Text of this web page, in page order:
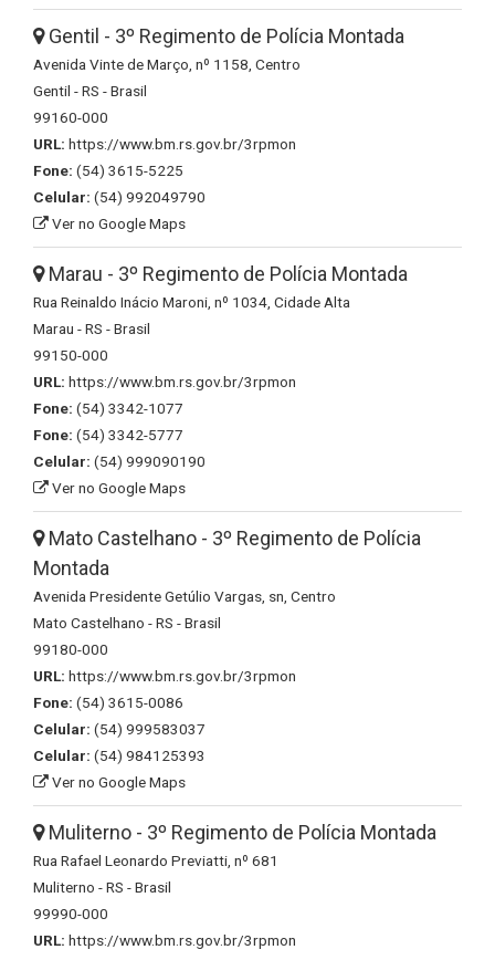
Gentil - 3º Regimento de Polícia Montada
Avenida Vinte de Março, nº 1158, Centro
Gentil - RS - Brasil
99160-000
URL: https://www.bm.rs.gov.br/3rpmon
Fone: (54) 3615-5225
Celular: (54) 992049790
Ver no Google Maps
Marau - 3º Regimento de Polícia Montada
Rua Reinaldo Inácio Maroni, nº 1034, Cidade Alta
Marau - RS - Brasil
99150-000
URL: https://www.bm.rs.gov.br/3rpmon
Fone: (54) 3342-1077
Fone: (54) 3342-5777
Celular: (54) 999090190
Ver no Google Maps
Mato Castelhano - 3º Regimento de Polícia
Montada
Avenida Presidente Getúlio Vargas, sn, Centro
Mato Castelhano - RS - Brasil
99180-000
URL: https://www.bm.rs.gov.br/3rpmon
Fone: (54) 3615-0086
Celular: (54) 999583037
Celular: (54) 984125393
Ver no Google Maps
Muliterno - 3º Regimento de Polícia Montada
Rua Rafael Leonardo Previatti, nº 681
Muliterno - RS - Brasil
99990-000
URL: https://www.bm.rs.gov.br/3rpmon